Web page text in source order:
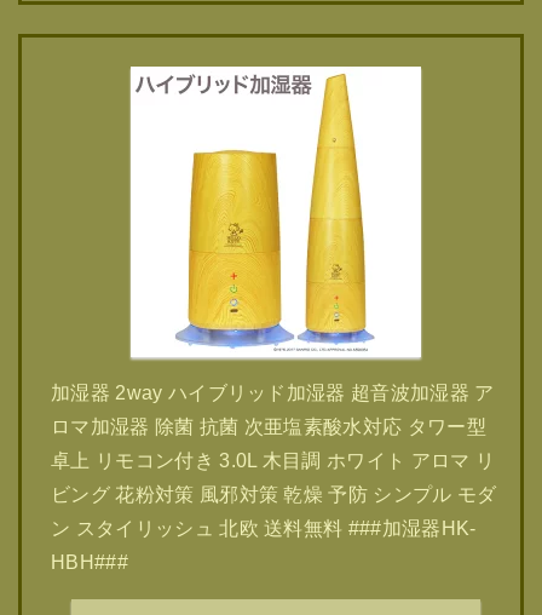
加湿器 2way ハイブリッド加湿器 超音波加湿器 ア
ロマ加湿器 除菌 抗菌 次亜塩素酸水対応 タワー型
卓上 リモコン付き 3.0L 木目調 ホワイト アロマ リ
ビング 花粉対策 風邪対策 乾燥 予防 シンプル モダ
ン スタイリッシュ 北欧 送料無料 ###加湿器HK-
HBH###